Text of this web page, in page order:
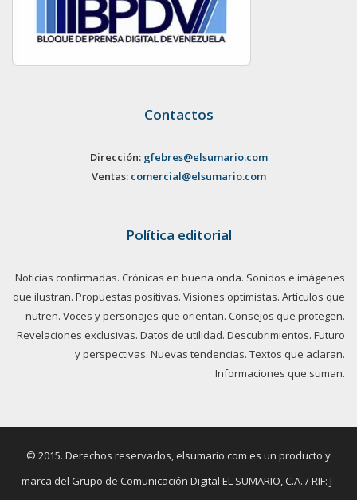
Contactos
Dirección: gfebres@elsumario.com
Ventas: comercial@elsumario.com
Política editorial
Noticias confirmadas. Crónicas en buena onda. Sonidos e imágenes
que ilustran. Propuestas positivas. Visiones optimistas. Artículos que
nutren. Voces y personajes que orientan. Consejos que protegen.
Revelaciones exclusivas. Datos de utilidad. Descubrimientos. Futuro
y perspectivas. Nuevas tendencias. Textos que aclaran.
Informaciones que suman.
© 2015. Derechos reservados, elsumario.com es un producto y
marca del Grupo de Comunicación Digital EL SUMARIO, C.A. / RIF: J-